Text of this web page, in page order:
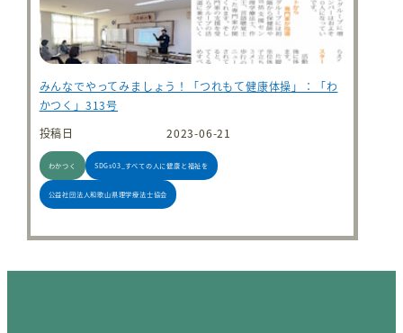
みんなでやってみましょう！「つれもて健康体操」：「わ
かつく」313号
投稿日
2023-06-21
わかつく SDGs03_すべての人に健康と福祉を
公益社団法人和歌山県理学療法士協会